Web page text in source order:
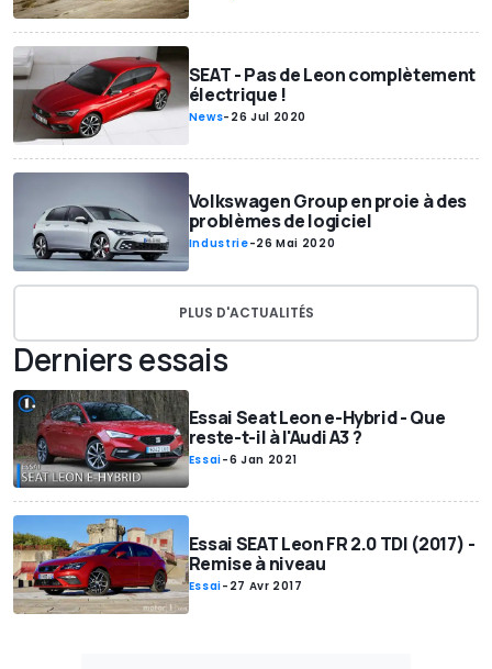
SEAT - Pas de Leon complètement
électrique !
News- 26 Jul 2020
Volkswagen Group en proie à des
problèmes de logiciel
Industrie-26 Mai 2020
PLUS D'ACTUALITÉS
Derniers essais
Essai Seat Leon e-Hybrid - Que
reste-t-il à l'Audi A3 ?
Essai-6 Jan 2021
Essai SEAT Leon FR 2.0 TDI (2017) -
Remise à niveau
Essai- 27 Avr 2017